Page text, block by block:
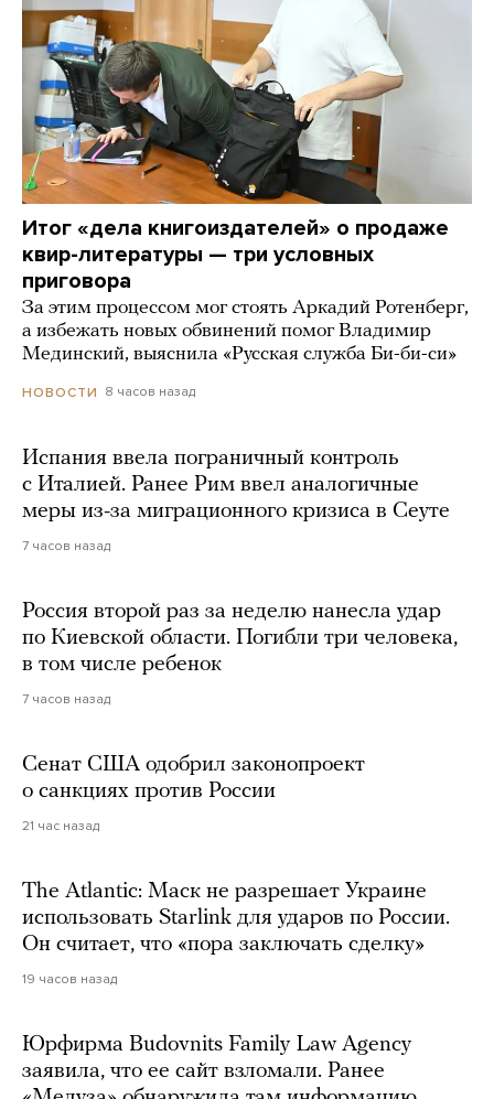
Итог «дела книгоиздателей» о продаже
квир-литературы — три условных
приговора
За этим процессом мог стоять Аркадий Ротенберг,
а избежать новых обвинений помог Владимир
Мединский, выяснила «Русская служба Би-би-си»
НОВОСТИ 8 часов назад
Испания ввела пограничный контроль
с Италией. Ранее Рим ввел аналогичные
меры из-за миграционного кризиса в Сеуте
7 часов назад
Россия второй раз за неделю нанесла удар
по Киевской области. Погибли три человека,
в том числе ребенок
7 часов назад
Сенат США одобрил законопроект
о санкциях против России
21 час назад
The Atlantic: Маск не разрешает Украине
использовать Starlink для ударов по России.
Он считает, что «пора заключать сделку»
19 часов назад
Юрфирма Budovnits Family Law Agency
заявила, что ее сайт взломали. Ранее